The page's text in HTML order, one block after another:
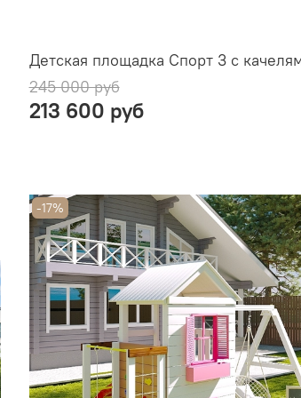
Детская площадка Спорт 3 с
245 000 руб
213 600 руб
-17%